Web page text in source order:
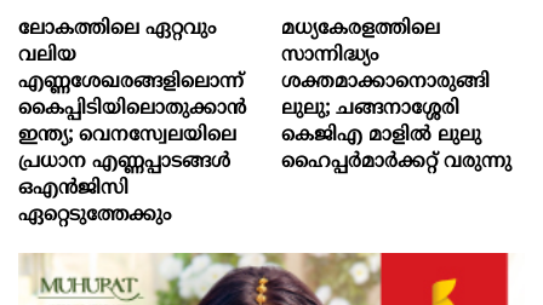
ലോകത്തിലെ ഏറ്റവും
വലിയ
എണ്ണശേഖരങ്ങളിലൊന്ന്
കൈപ്പിടിയിലൊതുക്കാന്‍
ഇന്ത്യ; വെനസ്വേലയിലെ
പ്രധാന എണ്ണപ്പാടങ്ങള്‍
ഒഎന്‍ജിസി
ഏറ്റെടുത്തേക്കും
മധ്യകേരളത്തിലെ
സാന്നിദ്ധ്യം
ശക്തമാക്കാനൊരുങ്ങി
ലുലു; ചങ്ങനാശ്ശേരി
കെജിഎ മാളിൽ ലുലു
ഹൈപ്പർമാർക്കറ്റ് വരുന്നു